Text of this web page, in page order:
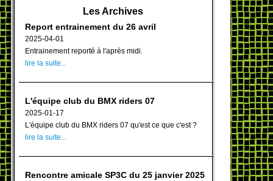
Les Archives
Report entrainement du 26 avril
2025-04-01
Entrainement reporté à l'après midi.
lire la suite...
L'équipe club du BMX riders 07
2025-01-17
L'équipe club du BMX riders 07 qu'est ce que c'est ?
lire la suite...
Rencontre amicale SP3C du 25 janvier 2025